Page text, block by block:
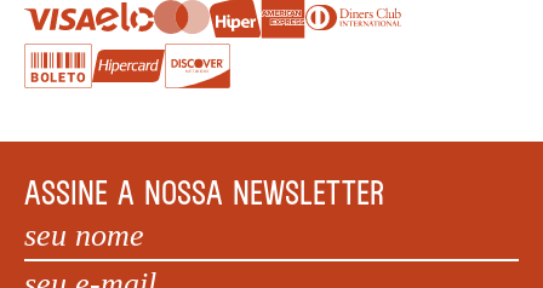
ASSINE A NOSSA NEWSLETTER